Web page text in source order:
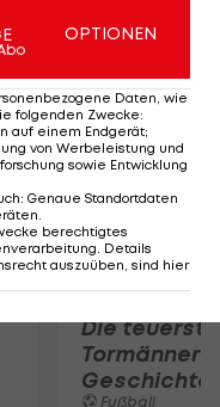
Die
Tormänner
Geschichte
Fußball
OPTIONEN
Daten, wie
folgenden Zwecke:
auf einem Endgerät;
von Werbeleistung und
sowie Entwicklung
: Genaue Standortdaten
.
berechtigtes
Details
auszuüben, sind hier